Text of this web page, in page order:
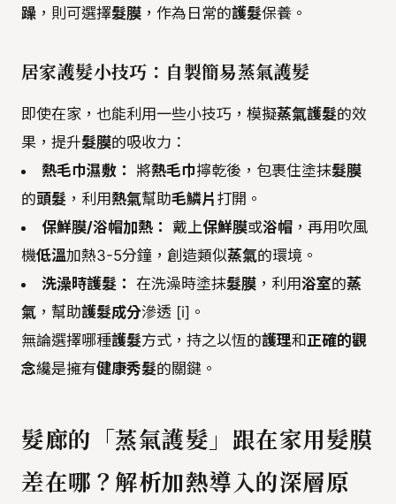
躁 ，則可選擇髮膜 ，作為日常的護髮保養。
居家護髮小技巧：自製簡易蒸氣護髮
即使在家，也能利用一些小技巧，模擬蒸氣護髮的效
果，提升髮膜的吸收力：
熱毛巾濕敷：
將熱毛巾擰乾後，包裹住塗抹髮膜
的頭髮 ，利用 熱氣幫助毛鱗片 打開。
保鮮膜/浴帽加熱： 戴上保鮮膜或浴帽 ，再用吹風
機低溫加熱3-5分鐘，創造類似蒸氣的環境。
洗澡時護髮： 在洗澡時塗抹髮膜 ，利用浴室的蒸
氣 ，幫助護髮成分滲透 [i]。
無論選擇哪種護髮方式，持之以恆的護理和正確的觀
念纔是擁有健康秀髮的關鍵。
髮廊的「蒸氣護髮」跟在家用髮膜
差在哪？解析加熱導入的深層原